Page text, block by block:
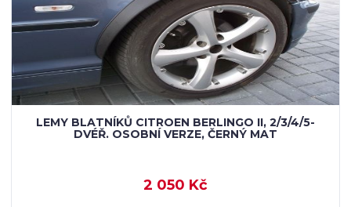
LEMY BLATNÍKŮ CITROEN BERLINGO II, 2/3/4/5-
DVÉŘ. OSOBNÍ VERZE, ČERNÝ MAT
2 050 Kč